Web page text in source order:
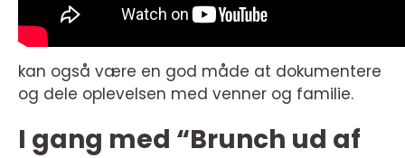
kan også være en god måde at dokumentere
og dele oplevelsen med venner og familie.
I gang med “Brunch ud af